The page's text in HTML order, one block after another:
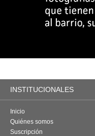
INSTITUCIONALES
Inicio
Quiénes somos
Suscripción